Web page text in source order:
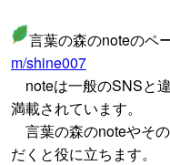
言葉の森のnoteのペ
m/shine007
noteは一般のSNSと
満載されています。
言葉の森のnoteやそ
だくと役に立ちます。